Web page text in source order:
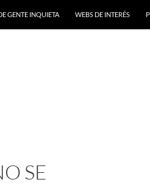
GENTE INQUIETA WEBS DE INTERÉS
SE